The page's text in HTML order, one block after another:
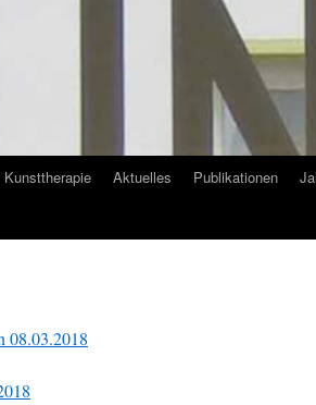
Kunsttherapie Aktuelles Publikationen
08.03.2018